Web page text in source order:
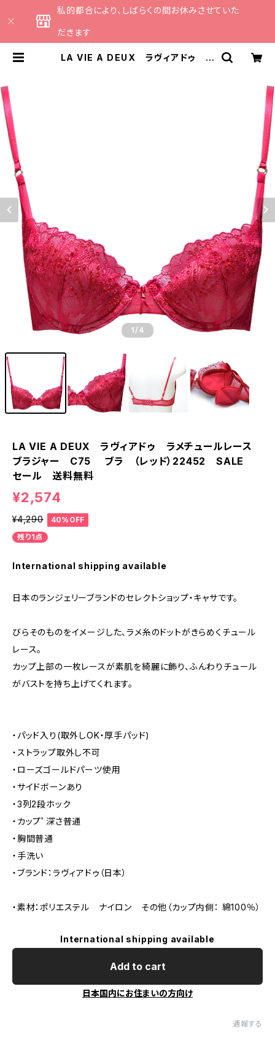
私的都合により、しばらくの間お休みさせていた
だきます
LA VIE A DEUX ラヴィアドゥ ラ
1 /4
LA VIE A DEUX ラヴィアドゥ ラメチュールレース
ブラジャー C75 ブラ （レッド）22452 SALE
セール 送料無料
¥2,574
¥4,290
40%OFF
残り1点
International shipping available
日本のランジェリーブランドのセレクトショップ・キャサです。
びらそのものをイメージした、ラメ糸のドットがきらめくチュール
レース。
カップ上部の一枚レースが素肌を綺麗に飾り、ふんわりチュール
がバストを持ち上げてくれます。
・パッド入り(取外しOK・厚手パッド)
・ストラップ取外し不可
・ローズゴールドパーツ使用
・サイドボーンあり
・3列2段ホック
・カップﾟ深さ普通
・胸間普通
・手洗い
・ブランド：ラヴィアドゥ（日本）
・素材：ポリエステル ナイロン その他（カップ内側： 綿100％）
International shipping available
Add to cart
日本国内にお住まいの方向け
通報する